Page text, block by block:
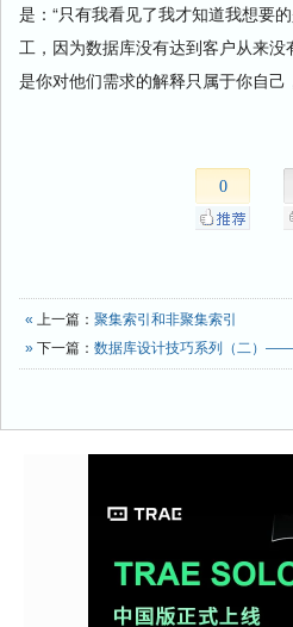
是：“只有我看见了我才知道我想要
工，因为数据库没有达到客户从来
是你对他们需求的解释只属于你自己
0
« 上一篇： 聚集索引和非聚集索引
» 下一篇： 数据库设计技巧系列（二）